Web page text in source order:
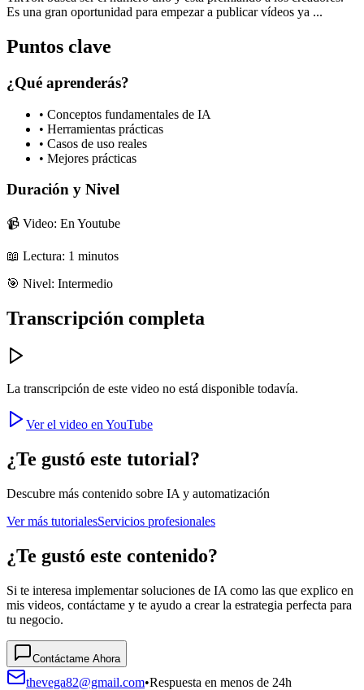
Es una gran oportunidad para empezar a publicar vídeos ya ...
Puntos clave
¿Qué aprenderás?
• Conceptos fundamentales de IA
• Herramientas prácticas
• Casos de uso reales
• Mejores prácticas
Duración y Nivel
📹 Video: En Youtube
📖 Lectura: 1 minutos
🎯 Nivel: Intermedio
Transcripción completa
La transcripción de este video no está disponible todavía.
Ver el video en YouTube
¿Te gustó este tutorial?
Descubre más contenido sobre IA y automatización
Ver más tutorialesServicios profesionales
¿Te gustó este contenido?
Si te interesa implementar soluciones de IA como las que explico en
mis videos, contáctame y te ayudo a crear la estrategia perfecta para
tu negocio.
Contáctame Ahora
thevega82@gmail.com•Respuesta en menos de 24h